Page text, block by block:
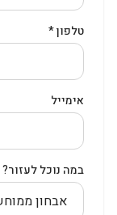
טלפון *
אימייל
במה נוכל לעזור?